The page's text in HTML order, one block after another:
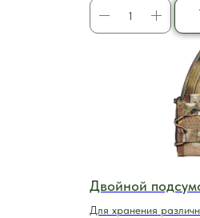
Двойной
Для хранения